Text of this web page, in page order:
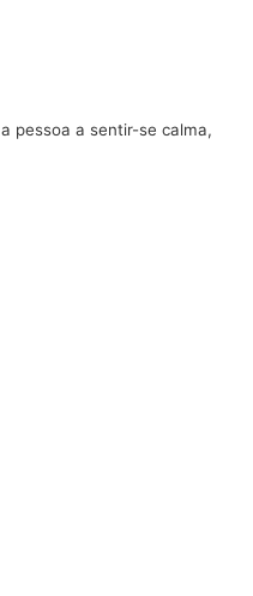
a pessoa a sentir-se calma,